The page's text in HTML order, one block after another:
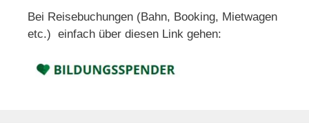
Bei Reisebuchungen (Bahn, Booking, Mietwagen
etc.) einfach über diesen Link gehen: